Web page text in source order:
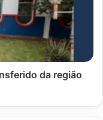
da região